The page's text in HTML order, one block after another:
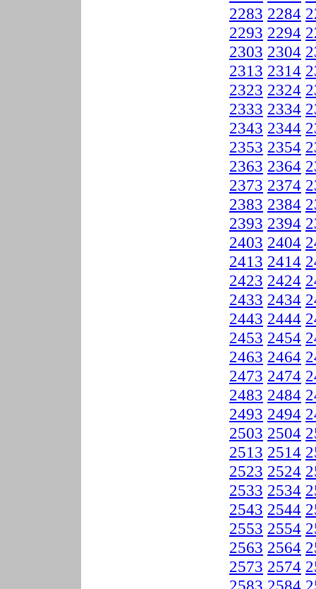
2283 2284
2293 2294
2303 2304
2313 2314
2323 2324
2333 2334
2343 2344
2353 2354
2363 2364
2373 2374
2383 2384
2393 2394
2403 2404
2413 2414
2423 2424
2433 2434
2443 2444
2453 2454
2463 2464
2473 2474
2483 2484
2493 2494
2503 2504
2513 2514
2523 2524
2533 2534
2543 2544
2553 2554
2563 2564
2573 2574